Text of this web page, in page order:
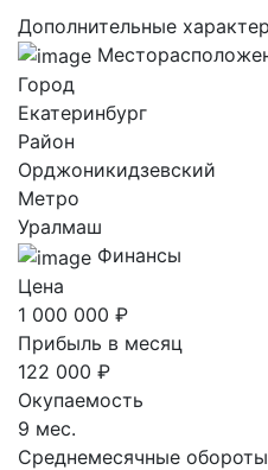
Дополнительные
Город
Екатеринбург
Район
Орджоникидзевский
Метро
Уралмаш
Финансы
Цена
1 000 000 ₽
Прибыль в месяц
122 000 ₽
Окупаемость
9 мес.
Среднемесячные обороты